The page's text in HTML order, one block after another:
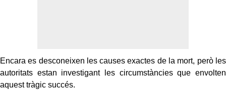
Encara es desconeixen les causes exactes de la mort, però les
autoritats estan investigant les circumstàncies que envolten
aquest tràgic succés.